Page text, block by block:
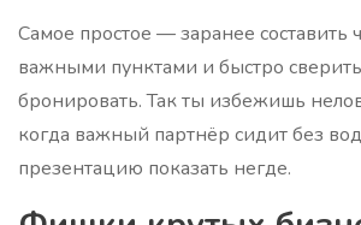
Самое простое — заранее составить
важными пунктами и быстро
бронировать. Так ты избежишь
когда важный партнёр сидит без
презентацию показать негде.